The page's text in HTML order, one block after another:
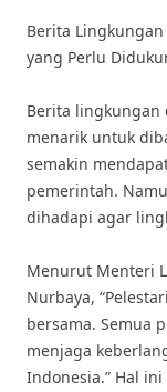
Berita
yang Perlu
Berita lingkungan
menarik untuk
semakin
pemerintah.
dihadapi agar
Menurut Menteri
Nurbaya,
bersama. Semua
menjaga
Indonesia.” Hal